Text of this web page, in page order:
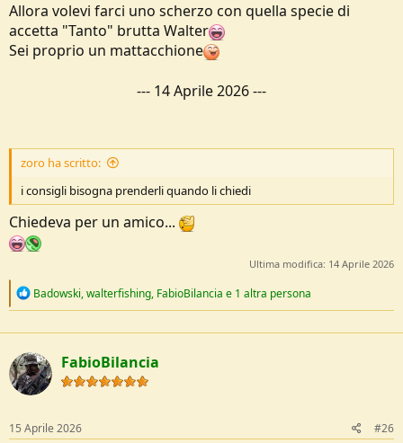
Allora volevi farci uno scherzo con quella specie di
accetta "Tanto" brutta Walter
Sei proprio un mattacchione
--- 14 Aprile 2026---
zoro ha scritto:
i consigli bisogna prenderli quando li chiedi
Chiedeva per un amico...
Ultima modifica: 14 Aprile 2026
R
c
i
o
n
Badowski,walterfishing, FabioBilancia e 1 altra persona
FabioBilancia
15 Aprile 2026 #26